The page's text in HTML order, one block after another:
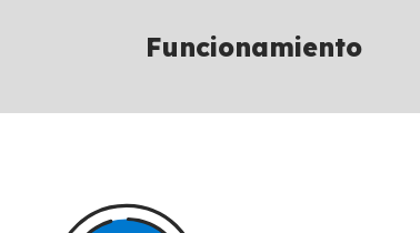
Funcionamiento